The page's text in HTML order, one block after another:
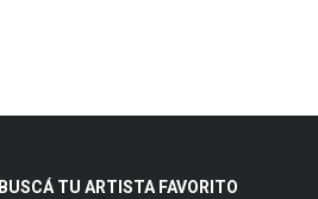
BUSCÁ TU ARTISTA FAVORITO